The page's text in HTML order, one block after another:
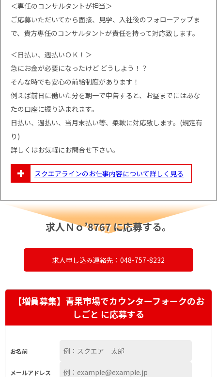
＜専任のコンサルタントが担当＞
ご応募いただいてから面接、見学、入社後のフォローアップま
で、貴方専任のコンサルタントが責任を持って対応致します。
＜日払い、週払いＯＫ！＞
急にお金が必要になったけど どうしよう！？
そんな時でも安心の前給制度があります！
例えば前日に働いた分を朝一で申告すると、お昼までにはあな
たの口座に振り込まれます。
日払い、週払い、当月末払い等、柔軟に対応致します。(規定有
り)
詳しくはお気軽にお問合せ下さい。
スクエアラインのお仕事内容について詳しく見る
求人Ｎｏ’8767 に応募する。
求人申し込み連絡先：048-757-8232
【増員募集】青果市場でカウンターフォークのお
しごと に応募する
お名前
メールアドレス